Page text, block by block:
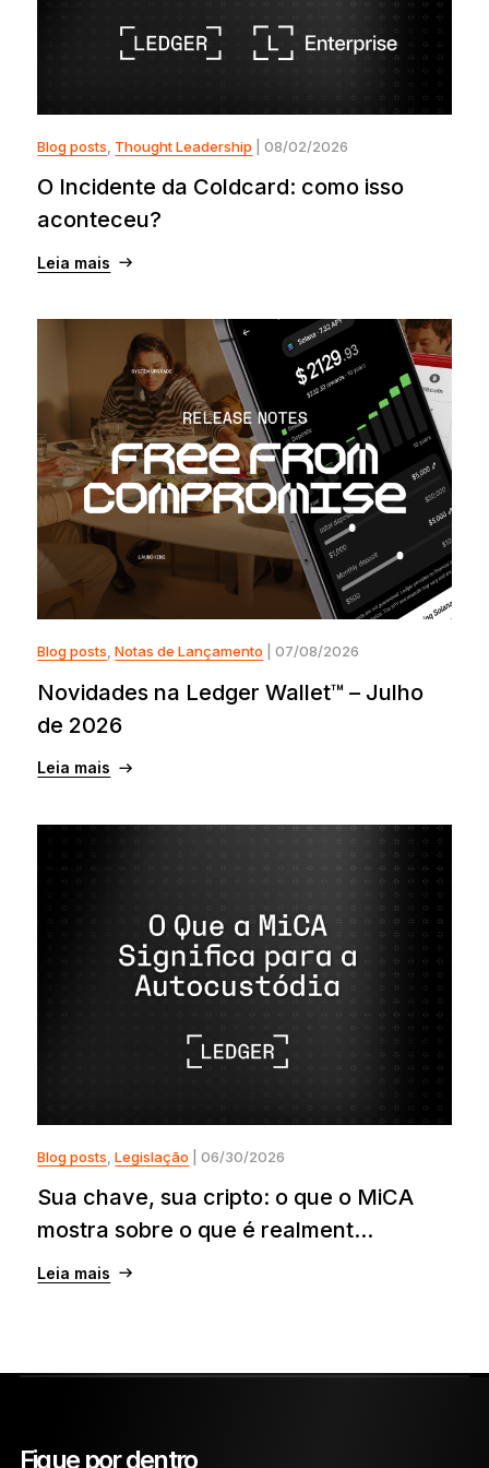
Blog posts Thought Leadership | 08/02/2026
O Incidente da Coldcard: como isso
aconteceu?
Leia mais
Blog posts,Notas de Lançamento | 07/08/2026
Novidades na Ledger Wallet™ – Julho
de 2026
Leia mais
Blog posts ,Legislação | 06/30/2026
Sua chave, sua cripto: o que o MiCA
mostra sobre o que é realment...
Leia mais
Fique por dentro